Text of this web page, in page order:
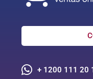
+ 1200 111 20